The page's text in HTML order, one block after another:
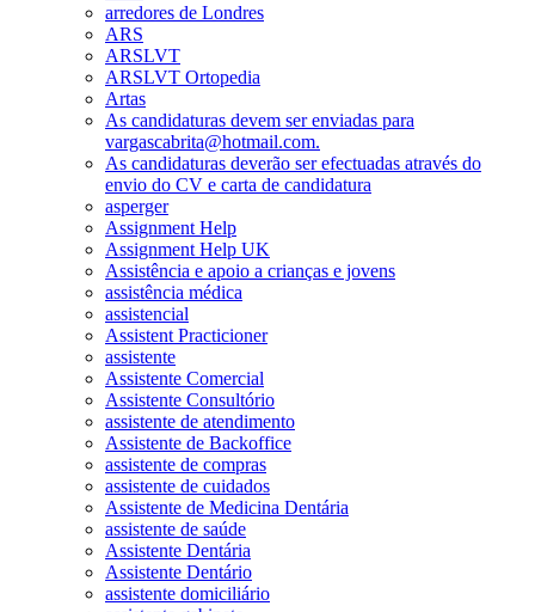
arredores de Londres
ARS
ARSLVT
ARSLVT Ortopedia
Artas
As candidaturas devem ser enviadas para
vargascabrita@hotmail.com.
As candidaturas deverão ser efectuadas através do
envio do CV e carta de candidatura
asperger
Assignment Help
Assignment Help UK
Assistência e apoio a crianças e jovens
assistência médica
assistencial
Assistent Practicioner
assistente
Assistente Comercial
Assistente Consultório
assistente de atendimento
Assistente de Backoffice
assistente de compras
assistente de cuidados
Assistente de Medicina Dentária
assistente de saúde
Assistente Dentária
Assistente Dentário
assistente domiciliário